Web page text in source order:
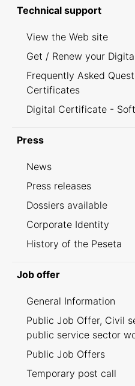
Technical support
View the Web site
Get / Renew your
Frequently Asked
Certificates
Digital Certificate -
Press
News
Press releases
Dossiers available
Corporate Identity
History of the Peseta
Job offer
General Information
Public Job Offer, Civil
public service sector
Public Job Offers
Temporary post call